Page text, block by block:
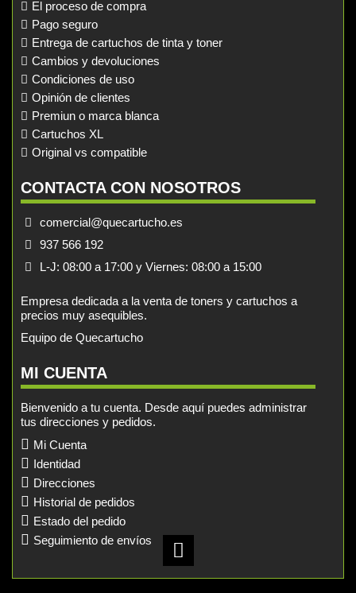
El proceso de compra
Pago seguro
Entrega de cartuchos de tinta y toner
Cambios y devoluciones
Condiciones de uso
Opinión de clientes
Premiun o marca blanca
Cartuchos XL
Original vs compatible
CONTACTA CON NOSOTROS
comercial@quecartucho.es
937 566 192
L-J: 08:00 a 17:00 y Viernes: 08:00 a 15:00
Empresa dedicada a la venta de toners y cartuchos a
precios muy asequibles.
Equipo de Quecartucho
MI CUENTA
Bienvenido a tu cuenta. Desde aquí puedes administrar
tus direcciones y pedidos.
Mi Cuenta
Identidad
Direcciones
Historial de pedidos
Estado del pedido
Seguimiento de envíos